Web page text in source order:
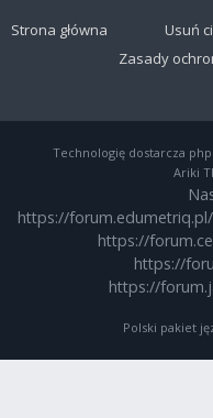
Strona główna
Usuń
Zasady
Technologię dostarcza
Ariki
https://forum.edumetriq.pl/
https://
https://
https://
Polski pakiet